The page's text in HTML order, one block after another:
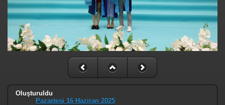
Oluşturuldu
Pazartesi 16 Haziran 2025